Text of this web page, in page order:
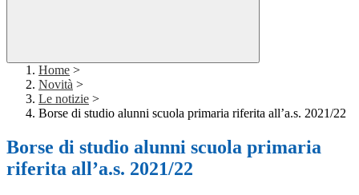
Home >
Novità >
Le notizie >
Borse di studio alunni scuola primaria riferita all’a.s. 2021/22
Borse di studio alunni scuola primaria
riferita all’a.s. 2021/22